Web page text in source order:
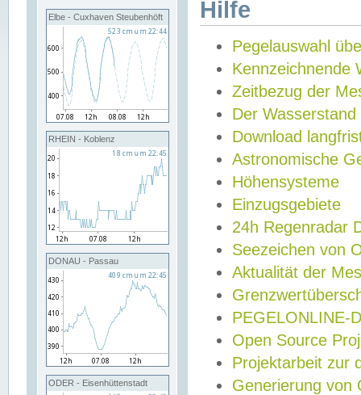
Elbe - Cuxhaven Steubenhöft
RHEIN - Koblenz
DONAU - Passau
ODER - Eisenhüttenstadt
Hilfe
Pegelauswahl
Kennzeichnende
Zeitbezug der
Der Wasserstand
Download
Astronomische
Höhensysteme
Einzugsgebiete
24h Regenradar
Seezeichen von
Aktualität der
PEGELONLINE-
Open Source
Projektarbeit zur
Generierung von